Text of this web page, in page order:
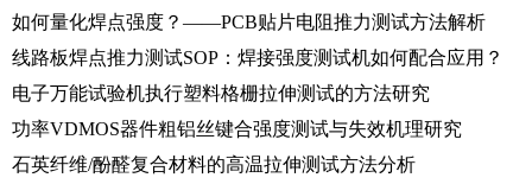
如何量化焊点强度？——PCB贴片电阻推力测试方法解析
线路板焊点推力测试SOP：焊接强度测试机如何配合应用？
电子万能试验机执行塑料格栅拉伸测试的方法研究
功率VDMOS器件粗铝丝键合强度测试与失效机理研究
石英纤维/酚醛复合材料的高温拉伸测试方法分析